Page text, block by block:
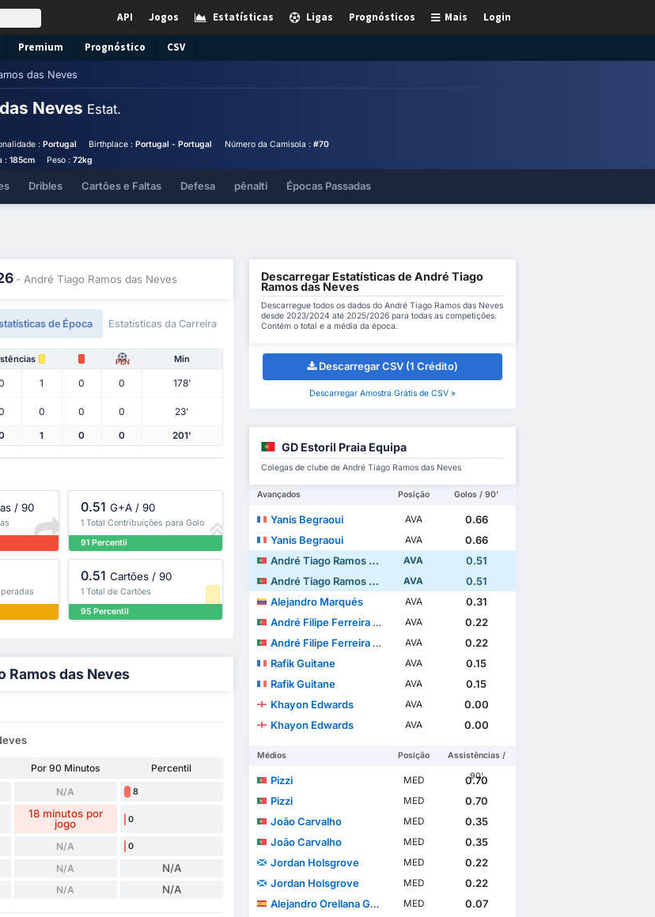
Login
Mais
Prognósticos
Ligas
Estatísticas
Jogos
API
Premium Prognóstico CSV
das Neves
Neves Estat.
: Portugal Birthplace :Portugal - Portugal Número da Camisola : #70
: 185cm Peso :72kg
Dribles Cartões e Faltas Defesa pênalti Épocas Passadas
- André Tiago Ramos das Neves
de Época Estatísticas da Carreira
PEN Min
1 0 0 178'
0 0 0 23'
1 0 0 201'
/ 90 0.51 G+A / 90
1 Total Contribuições para Golo
91 Percentil
0.51 Cartões / 90
1 Total de Cartões
95 Percentil
Ramos das Neves
Por 90 Minutos
Percentil
N/A 8
18 minutos por
jogo
0
N/A 0
N/A N/A
N/A N/A
Descarregar Estatísticas de André Tiago
Ramos das Neves
Descarregue todos os dados do André Tiago Ramos das Neves
desde 2023/2024 até 2025/2026 para todas as competições.
Contém o total e a média da época.
Descarregar CSV (1 Crédito)
Descarregar Amostra Grátis de CSV »
GD Estoril Praia Equipa
Colegas de clube de André Tiago Ramos das Neves
Avançados Posição Golos / 90'
Yanis Begraoui AVA
0.66
Yanis Begraoui
AVA
0.66
André Tiago Ramos das Neves
AVA
0.51
André Tiago Ramos das Neves
AVA
0.51
Alejandro Marqués
AVA
0.31
André Filipe Ferreira Lacximicant
AVA
0.22
André Filipe Ferreira Lacximicant
AVA
0.22
Rafik Guitane
AVA
0.15
Rafik Guitane
AVA
0.15
Khayon Edwards
AVA
0.00
Khayon Edwards
AVA 0.00
Médios Posição
Assistências /
90'
Pizzi MED
0.70
Pizzi
MED
0.70
João Carvalho
MED
0.35
João Carvalho
MED
0.35
Jordan Holsgrove
MED
0.22
Jordan Holsgrove
MED
0.22
Alejandro Orellana Gómez
MED
0.07